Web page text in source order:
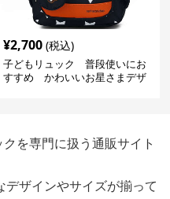
¥2,700 (税込)
子どもリュック 普段使いにお
すすめ かわいいお星さまデザ
を専門に扱う通販サイト
デザインやサイズが揃って